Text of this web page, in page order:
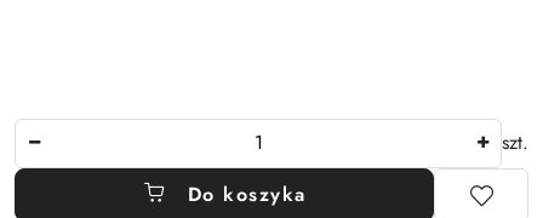
szt.
Do koszyka